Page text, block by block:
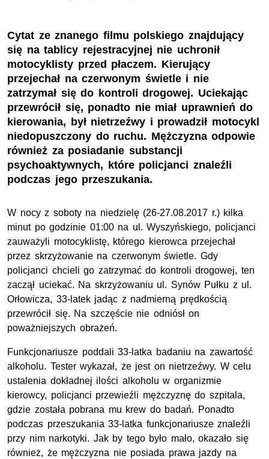
Cytat ze znanego filmu polskiego znajdujący
się na tablicy rejestracyjnej nie uchronił
motocyklisty przed płaczem. Kierujący
przejechał na czerwonym świetle i nie
zatrzymał się do kontroli drogowej. Uciekając
przewrócił się, ponadto nie miał uprawnień do
kierowania, był nietrzeźwy i prowadził motocykl
niedopuszczony do ruchu. Mężczyzna odpowie
również za posiadanie substancji
psychoaktywnych, które policjanci znaleźli
podczas jego przeszukania.
W nocy z soboty na niedzielę (26-27.08.2017 r.) kilka
minut po godzinie 01:00 na ul. Wyszyńskiego, policjanci
zauważyli motocyklistę, którego kierowca przejechał
przez skrzyżowanie na czerwonym świetle. Gdy
policjanci chcieli go zatrzymać do kontroli drogowej, ten
zaczął uciekać. Na skrzyżowaniu ul. Synów Pułku z ul.
Orłowicza, 33-latek jadąc z nadmierną prędkością
przewrócił się. Na szczęście nie odniósł on
poważniejszych obrażeń.
Funkcjonariusze poddali 33-latka badaniu na zawartość
alkoholu. Tester wykazał, że jest on nietrzeźwy. W celu
ustalenia dokładnej ilości alkoholu w organizmie
kierowcy, policjanci przewieźli mężczyznę do szpitala,
gdzie została pobrana mu krew do badań. Ponadto
podczas przeszukania 33-latka funkcjonariusze znaleźli
przy nim narkotyki. Jak by tego było mało, okazało się
również, że mężczyzna nie posiada prawa jazdy na